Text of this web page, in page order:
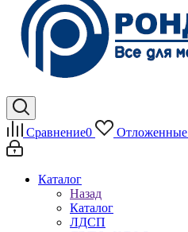
Сравнение0 Отложенные
Каталог
Назад
Каталог
ЛДСП